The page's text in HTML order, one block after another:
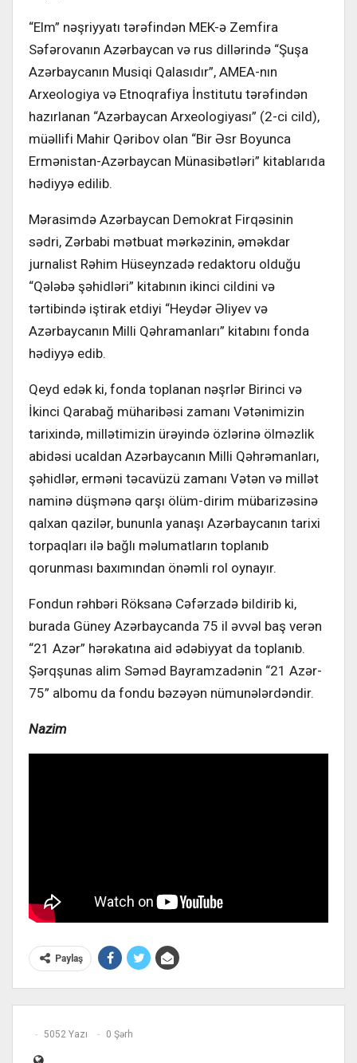
“Elm” nəşriyyatı tərəfindən MEK-ə Zemfira
Səfərovanın Azərbaycan və rus dillərində “Şuşa
Azərbaycanın Musiqi Qalasıdır”, AMEA-nın
Arxeologiya və Etnoqrafiya İnstitutu tərəfindən
hazırlanan “Azərbaycan Arxeologiyası” (2-ci cild),
müəllifi Mahir Qəribov olan “Bir Əsr Boyunca
Ermənistan-Azərbaycan Münasibətləri” kitablarıda
hədiyyə edilib.
Mərasimdə Azərbaycan Demokrat Firqəsinin
sədri, Zərbabi mətbuat mərkəzinin, əməkdar
jurnalist Rəhim Hüseynzadə redaktoru olduğu
“Qələbə şəhidləri” kitabının ikinci cildini və
tərtibində iştirak etdiyi “Heydər Əliyev və
Azərbaycanın Milli Qəhramanları” kitabını fonda
hədiyyə edib.
Qeyd edək ki, fonda toplanan nəşrlər Birinci və
İkinci Qarabağ müharibəsi zamanı Vətənimizin
tarixində, millətimizin ürəyində özlərinə ölməzlik
abidəsi ucaldan Azərbaycanın Milli Qəhrəmanları,
şəhidlər, erməni təcavüzü zamanı Vətən və millət
naminə düşmənə qarşı ölüm-dirim mübarizəsinə
qalxan qazilər, bununla yanaşı Azərbaycanın tarixi
torpaqları ilə bağlı məlumatların toplanıb
qorunması baxımından önəmli rol oynayır.
Fondun rəhbəri Röksanə Cəfərzadə bildirib ki,
burada Güney Azərbaycanda 75 il əvvəl baş verən
“21 Azər” hərəkatına aid ədəbiyyat da toplanıb.
Şərqşunas alim Səməd Bayramzadənin “21 Azər-
75” albomu da fondu bəzəyən nümunələrdəndir.
Nazim
Paylaş
5052 Yazı 0 Şərh